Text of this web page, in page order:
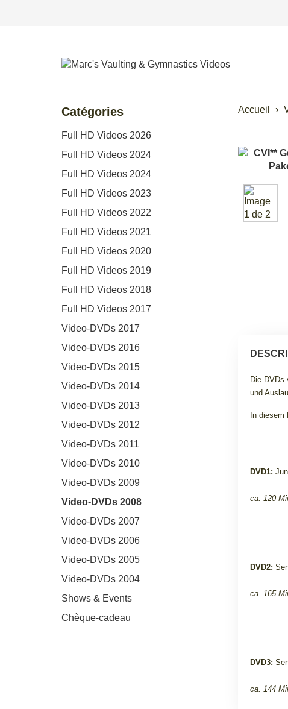
Accueil
Die DVDs
und
In
DVD1:
ca. 120
DVD2:
ca. 165
DVD3:
ca. 144
Catégories
Full HD Videos 2026
Full HD Videos 2024
Full HD Videos 2024
Full HD Videos 2023
Full HD Videos 2022
Full HD Videos 2021
Full HD Videos 2020
Full HD Videos 2019
Full HD Videos 2018
Full HD Videos 2017
Video-DVDs 2017
Video-DVDs 2016
Video-DVDs 2015
Video-DVDs 2014
Video-DVDs 2013
Video-DVDs 2012
Video-DVDs 2011
Video-DVDs 2010
Video-DVDs 2009
Video-DVDs 2008
Video-DVDs 2007
Video-DVDs 2006
Video-DVDs 2005
Video-DVDs 2004
Shows & Events
Chèque-cadeau